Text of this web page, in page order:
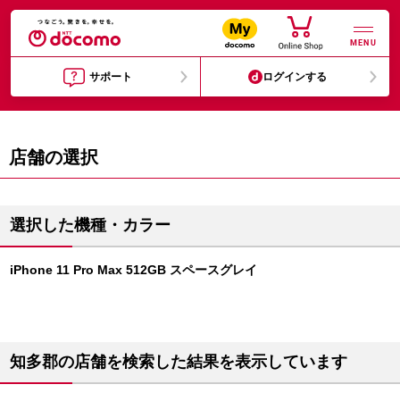
MENU
サポート ログインする
店舗の選択
選択した機種・カラー
iPhone 11 Pro Max 512GB スペースグレイ
知多郡の店舗を検索した結果を表示しています